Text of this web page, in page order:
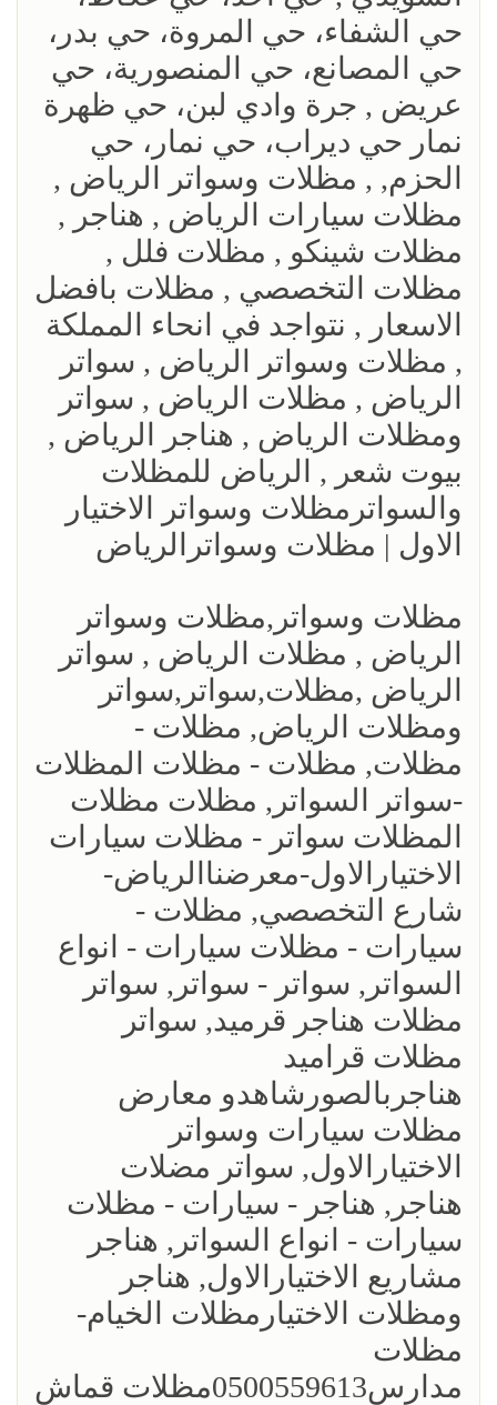
حي الشفاء، حي المروة، حي بدر،
حي المصانع، حي المنصورية، حي
عريض , جرة وادي لبن، حي ظهرة
نمار حي ديراب، حي نمار، حي
الحزم, , مظلات وسواتر الرياض ,
مظلات سيارات الرياض , هناجر ,
مظلات شينكو , مظلات فلل ,
مظلات التخصصي , مظلات بافضل
الاسعار , نتواجد في انحاء المملكة
, مظلات وسواتر الرياض , سواتر
الرياض , مظلات الرياض , سواتر
ومظلات الرياض , هناجر الرياض ,
بيوت شعر , الرياض للمظلات
والسواترمظلات وسواتر الاختيار
الاول | مظلات وسواترالرياض
مظلات وسواتر,مظلات وسواتر
الرياض , مظلات الرياض , سواتر
الرياض ,مظلات,سواتر,سواتر
ومظلات الرياض, مظلات -
مظلات, مظلات - مظلات المظلات
-سواتر السواتر, مظلات مظلات
المظلات سواتر - مظلات سيارات
الاختيارالاول-معرضناالرياض-
شارع التخصصي, مظلات -
سيارات - مظلات سيارات - انواع
السواتر, سواتر - سواتر, سواتر
مظلات هناجر قرميد, سواتر
مظلات قراميد
هناجربالصورشاهدو معارض
مظلات سيارات وسواتر
الاختيارالاول, سواتر مضلات
هناجر, هناجر - سيارات - مظلات
سيارات - انواع السواتر, هناجر
مشاريع الاختيارالاول, هناجر
ومظلات الاختيارمظلات الخيام-
مظلات
مدارس0500559613مظلات قماش